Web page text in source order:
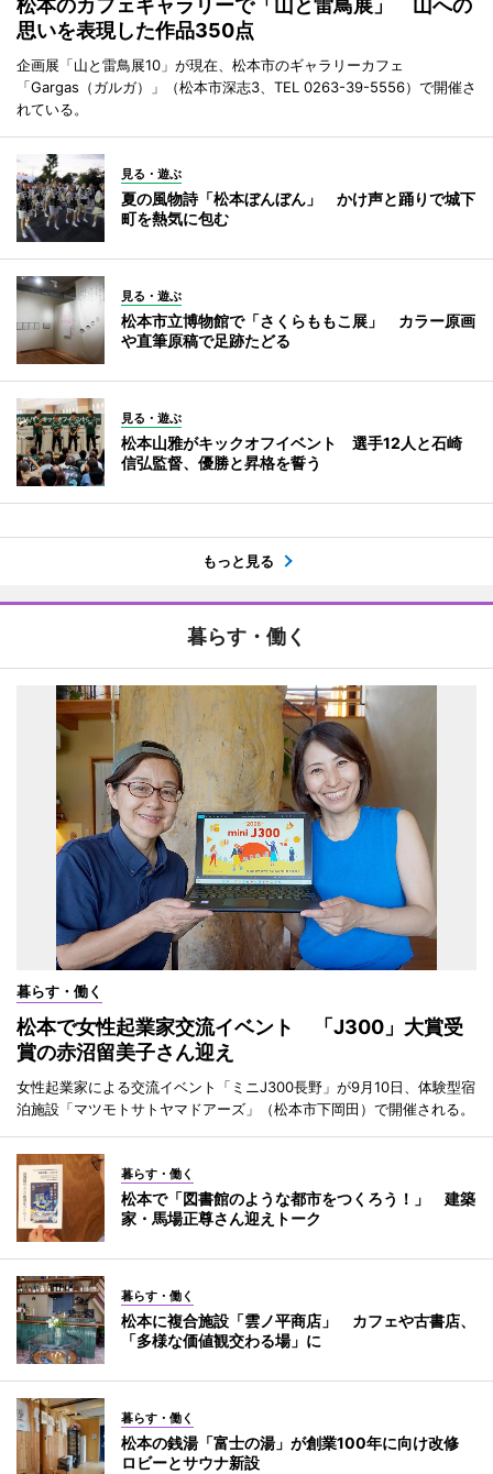
松本のカフェギャラリーで「山と雷鳥展」 山への
思いを表現した作品350点
企画展「山と雷鳥展10」が現在、松本市のギャラリーカフェ
「Gargas（ガルガ）」（松本市深志3、TEL 0263-39-5556）で開催さ
れている。
見る・遊ぶ
夏の風物詩「松本ぼんぼん」 かけ声と踊りで城下
町を熱気に包む
見る・遊ぶ
松本市立博物館で「さくらももこ展」 カラー原画
や直筆原稿で足跡たどる
見る・遊ぶ
松本山雅がキックオフイベント 選手12人と石崎
信弘監督、優勝と昇格を誓う
もっと見る
暮らす・働く
暮らす・働く
松本で女性起業家交流イベント 「J300」大賞受
賞の赤沼留美子さん迎え
女性起業家による交流イベント「ミニJ300長野」が9月10日、体験型宿
泊施設「マツモトサトヤマドアーズ」（松本市下岡田）で開催される。
暮らす・働く
松本で「図書館のような都市をつくろう！」 建築
家・馬場正尊さん迎えトーク
暮らす・働く
松本に複合施設「雲ノ平商店」 カフェや古書店、
「多様な価値観交わる場」に
暮らす・働く
松本の銭湯「富士の湯」が創業100年に向け改修
ロビーとサウナ新設